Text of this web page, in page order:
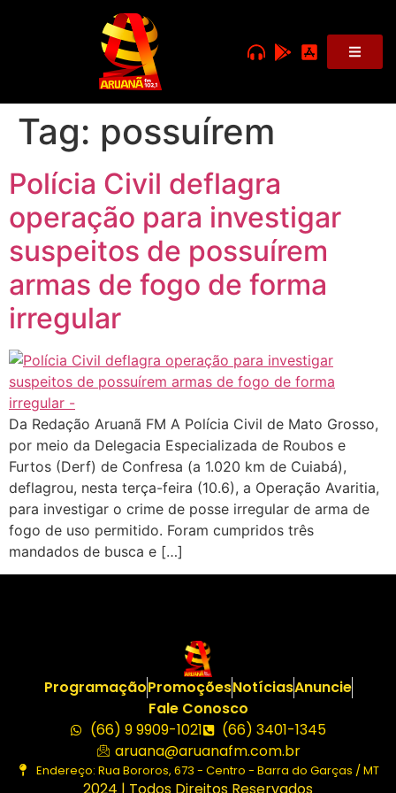
Tag: possuírem
Polícia Civil deflagra
operação para investigar
suspeitos de possuírem
armas de fogo de forma
irregular
Da Redação Aruanã FM A Polícia Civil de Mato Grosso,
por meio da Delegacia Especializada de Roubos e
Furtos (Derf) de Confresa (a 1.020 km de Cuiabá),
deflagrou, nesta terça-feira (10.6), a Operação Avaritia,
para investigar o crime de posse irregular de arma de
fogo de uso permitido. Foram cumpridos três
mandados de busca e […]
ProgramaçãoPromoçõesNotíciasAnuncie
Fale Conosco
(66) 9 9909-1021
(66) 3401-1345
aruana@aruanafm.com.br
Endereço: Rua Bororos, 673 - Centro - Barra do Garças / MT
2024 | Todos Direitos Reservados